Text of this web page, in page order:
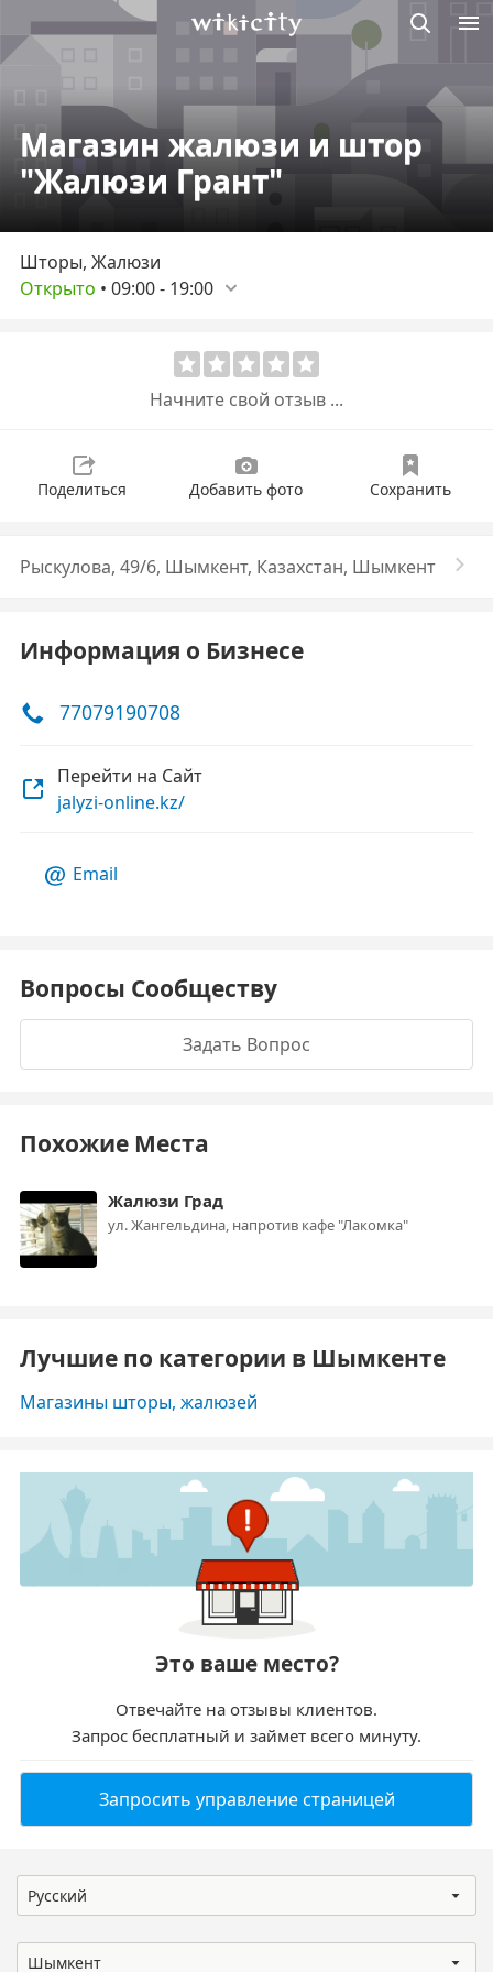
Викисити
Магазин жалюзи и штор
"Жалюзи Грант"
Шторы, Жалюзи
Открыто • 09:00- 19:00
Начните свой отзыв ...
Поделиться Добавить фото Сохранить
Рыскулова, 49/6, Шымкент, Казахстан, Шымкент
Информация о Бизнесе
77079190708
Перейти на Сайт
jalyzi-online.kz/
Email
Вопросы Сообществу
Задать Вопрос
Похожие Места
Жалюзи Град
ул. Жангельдина, напротив кафе "Лакомка"
Лучшие по категории в Шымкенте
Магазины шторы, жалюзей
Это ваше место?
Отвечайте на отзывы клиентов.
Запрос бесплатный и займет всего минуту.
Запросить управление страницей
Русский
Шымкент